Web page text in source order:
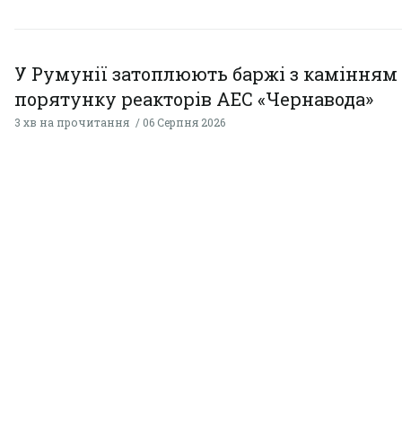
У Румунії затоплюють баржі з
порятунку реакторів АЕС «Чернавода»
3 хв на прочитання 06 Серпня 2026